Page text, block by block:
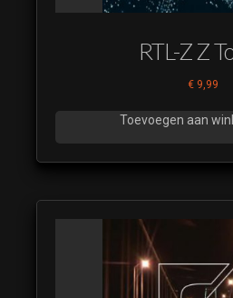
RTL-Z Z
€ 9,99
Toevoegen aan